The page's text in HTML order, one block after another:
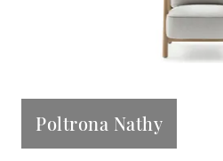
Poltrona Nathy